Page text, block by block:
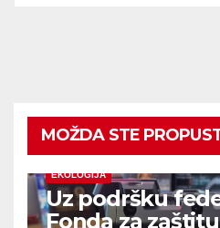
MOŽDA STE
EKOLOGIJA
Uz podršku
Fonda za